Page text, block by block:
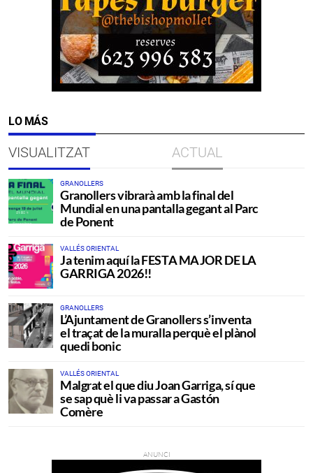
LO MÁS
VISUALITZAT ACTUAL
GRANOLLERS
Granollers vibrarà amb la final del
Mundial en una pantalla gegant al Parc
de Ponent
VALLÉS ORIENTAL
Ja tenim aquí la FESTA MAJOR DE LA
GARRIGA 2026!!
GRANOLLERS
L’Ajuntament de Granollers s’inventa
el traçat de la muralla perquè el plànol
quedi bonic
VALLÉS ORIENTAL
Malgrat el que diu Joan Garriga, sí que
se sap què li va passar a Gastón
Comère